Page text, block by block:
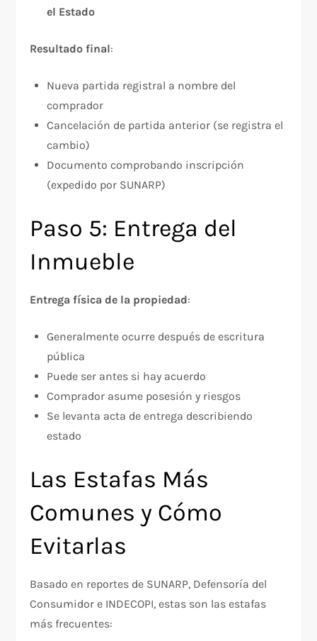
el Estado
Resultado final:​
Nueva partida registral a nombre del
comprador
Cancelación de partida anterior (se registra el
cambio)
Documento comprobando inscripción
(expedido por SUNARP)
Paso 5: Entrega del
Inmueble
Entrega física de la propiedad:​
Generalmente ocurre después de escritura
pública
Puede ser antes si hay acuerdo
Comprador asume posesión y riesgos
Se levanta acta de entrega describiendo
estado
Las Estafas Más
Comunes y Cómo
Evitarlas
Basado en reportes de SUNARP, Defensoría del
Consumidor e INDECOPI, estas son las estafas
más frecuentes:​